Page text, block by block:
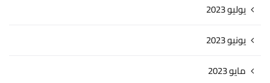
يوليو 2023
يونيو 2023
مايو 2023